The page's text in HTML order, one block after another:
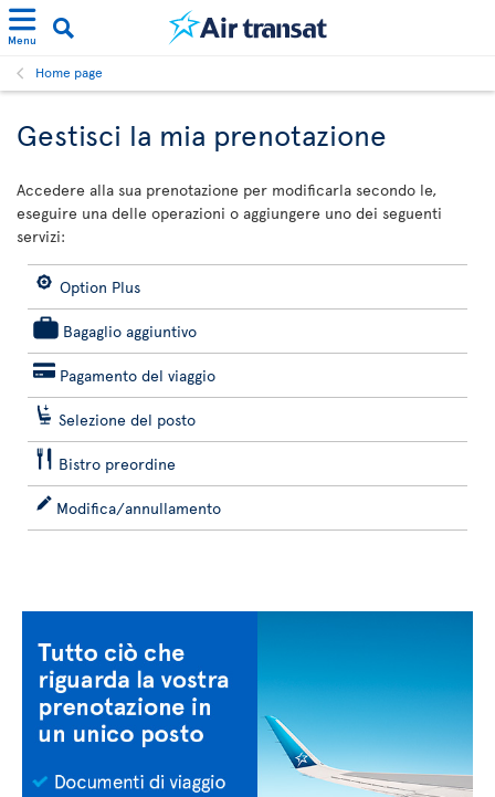
Menu
Home page
Gestisci la mia prenotazione
Accedere alla sua prenotazione per modificarla secondo le,
eseguire una delle operazioni o aggiungere uno dei seguenti
servizi:
Option Plus
Bagaglio aggiuntivo
Pagamento del viaggio
Selezione del posto
Bistro preordine
Modifica/annullamento